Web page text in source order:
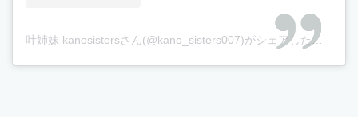
叶姉妹 kanosistersさん(@kano_sisters007)がシェアした投稿